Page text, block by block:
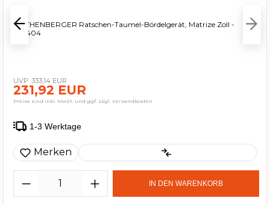
ROTHENBERGER Ratschen-Taumel-Bördelgerät, Matrize Zoll -
222404
333,14 EUR
231,92 EUR
Preise sind inkl. MwSt. und ggf. zzgl. Versandkosten
1-3 Werktage
Merken
IN DEN WARENKORB